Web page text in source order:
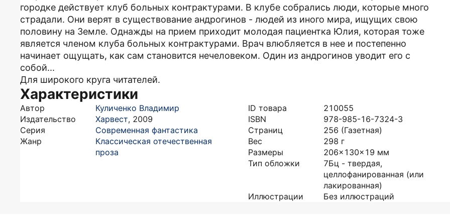
городке действует клуб больных контрактурами. В клубе собрались люди, которые много
страдали. Они верят в существование андрогинов - людей из иного мира, ищущих свою
половину на Земле. Однажды на прием приходит молодая пациентка Юлия, которая тоже
является членом клуба больных контрактурами. Врач влюбляется в нее и постепенно
начинает ощущать, как сам становится нечеловеком. Один из андрогинов уводит его с
собой...
Для широкого круга читателей.
Характеристики
Автор
Куличенко Владимир
Издательство
Харвест, 2009
Серия
Современная фантастика
Жанр
Классическая отечественная
проза
ID товара
210055
ISBN
978-985-16-7324-3
Страниц
256 (Газетная)
Вес
298 г
Размеры
206x130x19 мм
Тип обложки
7Бц - твердая,
целлофанированная (или
лакированная)
Иллюстрации
Без иллюстраций